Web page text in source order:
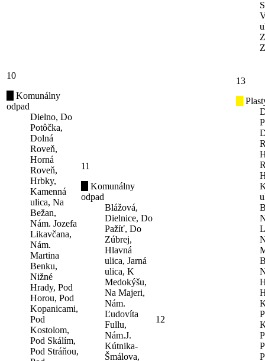
10
Komunálny
odpad
Dielno, Do
Potôčka,
Dolná
Roveň,
Horná
Roveň,
Hrbky,
Kamenná
ulica, Na
Bežan,
Nám. Jozefa
Likavčana,
Nám.
Martina
Benku,
Nižné
Hrady, Pod
Horou, Pod
Kopanicami,
Pod
Kostolom,
Pod Skálím,
Pod Stráňou,
11
Komunálny
odpad
Blážová,
Dielnice, Do
Pažíť, Do
Zúbrej,
Hlavná
ulica, Jarná
ulica, K
Medokýšu,
Na Majeri,
Nám.
Ľudovíta
Fullu,
Nám.J.
Kútnika-
Šmálova,
12
13